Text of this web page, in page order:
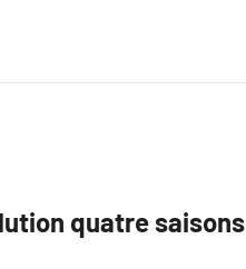
quatre saisons